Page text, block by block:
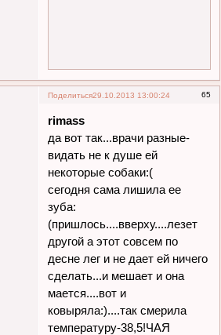
Поделиться 65
29.10.2013 13:00:24
rimass
да вот так...врачи разные-
видать не к душе ей
некоторые собаки:(
сегодня сама лишила ее
зуба:
(пришлось....вверху....лезет
другой а этот совсем по
десне лег и не дает ей ничего
сделать...и мешает и она
мается....вот и
ковыряла:)....так смерила
температуру-38,5!ЧАЯ